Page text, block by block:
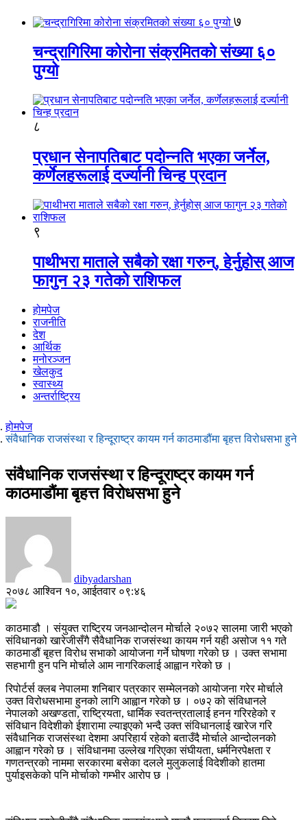
७
चन्द्रागिरिमा कोरोना संक्रमितको संख्या ६०
पुग्यो
८
प्रधान सेनापतिबाट पदोन्नति भएका जर्नेल,
कर्णेलहरूलाई दर्ज्यानी चिन्ह प्रदान
९
पाथीभरा माताले सबैको रक्षा गरुन्, हेर्नुहोस् आज
फागुन २३ गतेको राशिफल
होमपेज
राजनीति
देश
आर्थिक
मनोरञ्जन
खेलकुद
स्वास्थ्य
अन्तर्राष्ट्रिय
होमपेज
संवैधानिक राजसंस्था र हिन्दूराष्ट्र कायम गर्न काठमाडौंमा बृहत्त विरोधसभा हुने
संवैधानिक राजसंस्था र हिन्दूराष्ट्र कायम गर्न
काठमाडौंमा बृहत्त विरोधसभा हुने
dibyadarshan
२०७८ आश्विन १०, आईतवार ०९:४६
काठमाडौ । संयुक्त राष्ट्रिय जनआन्दोलन मोर्चाले २०७२ सालमा जारी भएको
संविधानको खारेजीसँगै सैवैधानिक राजसंस्था कायम गर्न यही असोज ११ गते
काठमाडौं बृहत्त विरोध सभाको आयोजना गर्ने घोषणा गरेको छ । उक्त सभामा
सहभागी हुन पनि मोर्चाले आम नागरिकलाई आह्वान गरेको छ ।
रिपोर्टर्स क्लब नेपालमा शनिबार पत्रकार सम्मेलनको आयोजना गरेर मोर्चाले
उक्त विरोधसभामा हुनको लागि आह्वान गरेको छ । ०७२ को संविधानले
नेपालको अखण्डता, राष्ट्रियता, धार्मिक स्वतन्त्रतालाई हनन गरिरहेको र
संविधान विदेशीको ईशारामा ल्याइएको भन्दै उक्त संविधानलाई खारेज गरि
संवैधानिक राजसंस्था देशमा अपरिहार्य रहेको बताउँदै मोर्चाले आन्दोलनको
आह्वान गरेको छ । संविधानमा उल्लेख गरिएका संघीयता, धर्मनिरपेक्षता र
गणतन्त्रको नाममा सरकारमा बसेका दलले मुलुकलाई विदेशीको हातमा
पुर्याइसकेको पनि मोर्चाको गम्भीर आरोप छ ।